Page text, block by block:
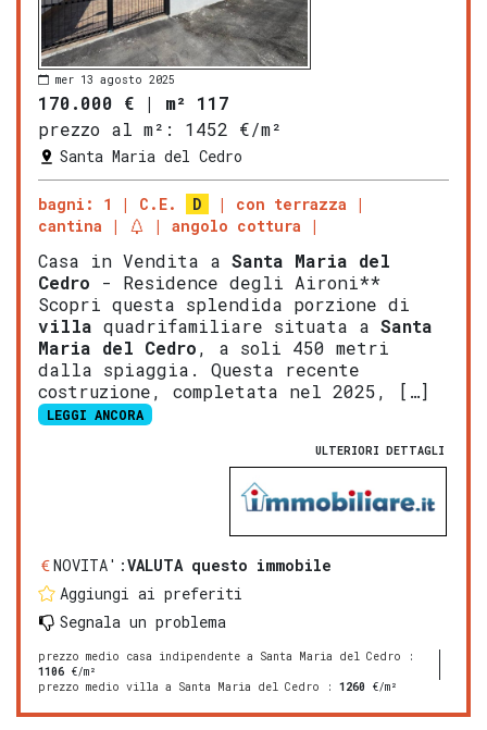
mer 13 agosto 2025
170.000 € | m² 117
prezzo al m²:
1452 €/m²
Santa Maria del Cedro
bagni: 1 C.E. D
con terrazza
cantina
angolo cottura
Casa in Vendita a Santa Maria del
Cedro - Residence degli Aironi**
Scopri questa splendida porzione di
villa quadrifamiliare situata a Santa
Maria del Cedro, a soli 450 metri
dalla spiaggia. Questa recente
costruzione, completata nel 2025, […]
LEGGI ANCORA
ULTERIORI DETTAGLI
NOVITA':VALUTA questo immobile
Aggiungi ai preferiti
Segnala un problema
prezzo medio casa indipendente a Santa Maria del Cedro :
1106 €/m²
prezzo medio villa a Santa Maria del Cedro : 1260 €/m²